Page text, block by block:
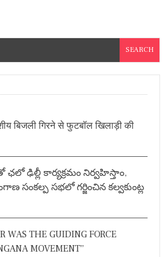
द
र
बिजली गिरने से फुटबॉल खिलाड़ी की
ఢిల్లీ కార్యక్రమం నిర్వహిస్తాం,
సభలో గర్జించిన కల్వకుంట్ల
WAS THE GUIDING FORCE
MOVEMENT”